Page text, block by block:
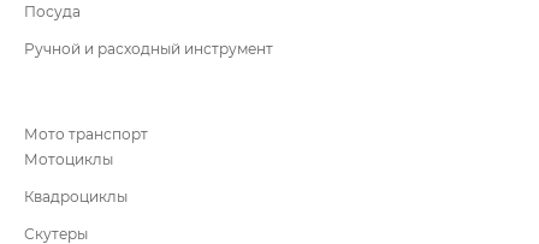
Посуда
Ручной и расходный инструмент
Мото транспорт
Мотоциклы
Квадроциклы
Скутеры